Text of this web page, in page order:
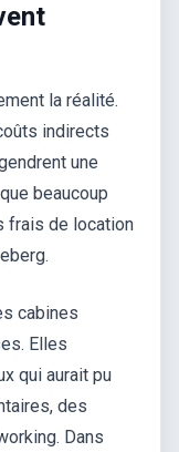
la réalité.
indirects
une
beaucoup
frais de location
cabines
Elles
qui aurait pu
des
Dans